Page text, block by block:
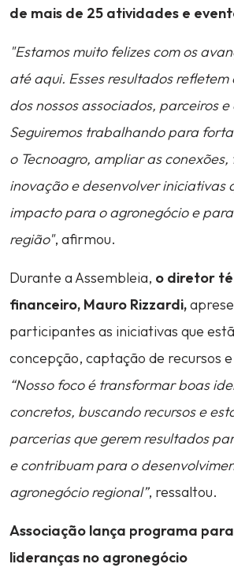
de mais de 25 atividades e
"Estamos muito felizes com os
até aqui. Esses resultados
dos nossos associados, parceiros e
Seguiremos trabalhando para
o Tecnoagro, ampliar as
inovação e desenvolver iniciativas
impacto para o agronegócio e
região", afirmou.
Durante a Assembleia, o diretor
financeiro, Mauro Rizzardi,
participantes as iniciativas que
concepção, captação de recursos
“Nosso foco é transformar boas
concretos, buscando recursos e
parcerias que gerem resultados
e contribuam para o
agronegócio regional”, ressaltou.
Associação lança programa
lideranças no agronegócio